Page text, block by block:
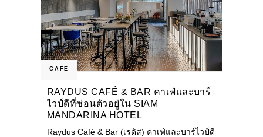
CAFE
RAYDUS CAFÉ & BAR คาเฟ่และบาร์
ไวป์ดีที่ซ่อนตัวอยู่ใน SIAM
MANDARINA HOTEL
Raydus Café & Bar (เรดัส) คาเฟ่และบาร์ไวป์ดี